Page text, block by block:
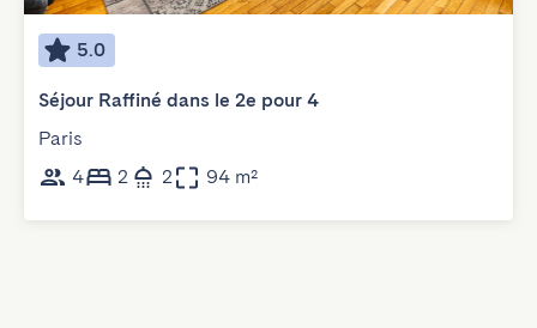
5.0
Séjour Raffiné dans le 2e pour 4
Paris
4
2 2 94 m²